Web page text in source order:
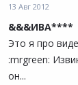
13 Авг 2012
&&&ИВА****
Это я про
:mrgreen:
он...